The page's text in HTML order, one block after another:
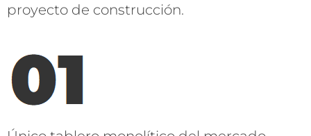
proyecto de construcción.